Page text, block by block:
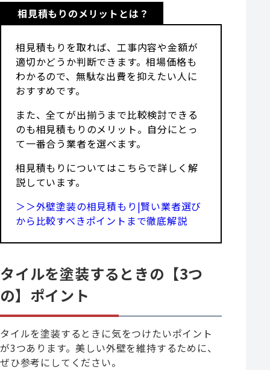
相見積もりのメリットとは？
相見積もりを取れば、工事内容や金額が
適切かどうか判断できます。相場価格も
わかるので、無駄な出費を抑えたい人に
おすすめです。
また、全てが出揃うまで比較検討できる
のも相見積もりのメリット。自分にとっ
て一番合う業者を選べます。
相見積もりについてはこちらで詳しく解
説しています。
＞＞外壁塗装の相見積もり|賢い業者選び
から比較すべきポイントまで徹底解説
タイルを塗装するときの【3つ
の】ポイント
タイルを塗装するときに気をつけたいポイント
が3つあります。美しい外壁を維持するために、
ぜひ参考にしてください。